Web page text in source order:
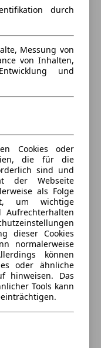
durch
Messung von
von Inhalten,
und
Cookies oder
die für die
sind und
der Webseite
als Folge
um wichtige
dieser Cookies
normalerweise
können
oder ähnliche
hinweisen. Das
Tools kann